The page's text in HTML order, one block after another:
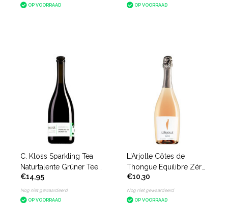
OP VOORRAAD
OP VOORRAAD
C. Kloss Sparkling Tea
Naturtalente Grüner Tee
alcoholvrij
€14,95
Nog niet gewaardeerd
OP VOORRAAD
L'Arjolle Côtes de
Thongue Equilibre Zéro
Sparkling Rosé
alcoholvrij
€10,30
Nog niet gewaardeerd
OP VOORRAAD